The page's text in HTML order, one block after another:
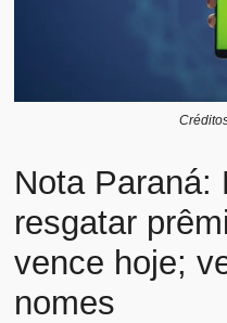
Nota Paraná:
resgatar
vence hoje;
nomes